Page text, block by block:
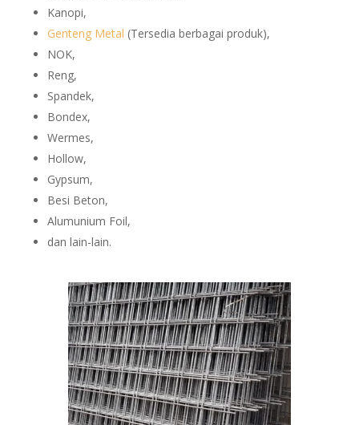
Kanopi,
Genteng Metal (Tersedia berbagai produk),
NOK,
Reng,
Spandek,
Bondex,
Wermes,
Hollow,
Gypsum,
Besi Beton,
Alumunium Foil,
dan lain-lain.